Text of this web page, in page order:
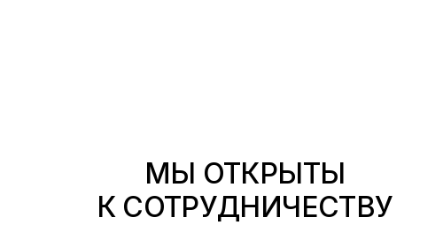
МЫ ОТКРЫТЫ
К СОТРУДНИЧЕСТВУ